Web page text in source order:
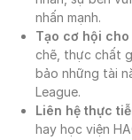
nhấn mạnh.
Tạo cơ hội
chẽ, thực chất
bảo những tài
League.
Liên hệ thực
hay học viện